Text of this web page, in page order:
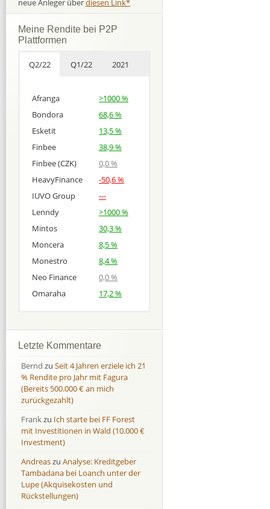
neue Anleger überdiesen Link*
Meine Rendite bei P2P
Plattformen
Q2/22 Q1/22 2021
Afranga
>1000 %
Bondora
68,6 %
Esketit
13,5 %
Finbee
38,9 %
Finbee (CZK)
0,0 %
HeavyFinance
-50,6 %
IUVO Group
---
Lenndy
>1000 %
Mintos
30,3 %
Moncera
8,5 %
Monestro
8,4 %
Neo Finance
0,0 %
Omaraha
17,2 %
Bondora
Finbee
43,2%
Finbee (CZK)
0,0 %
HeavyFinance
IUVO Group
-32,2 %
Lenndy
-314,6 %
Moncera
8,0 %
Monestro
9,1 %
Neo Finance
Bondora
Finbee
35,2%
Finbee (CZK)
0,0 %
HeavyFinance
IUVO Group
-55,0 %
Lenndy
146,5 %
Moncera
11,1 %
Monestro
>1000%
Neo Finance
Letzte Kommentare
Bernd zu Seit 4 Jahren erziele ich 21
% Rendite pro Jahr mit Fagura
(Bereits 500.000 € an mich
zurückgezahlt)
Frankzu Ich starte bei FF Forest
mit Investitionen in Wald (10.000 €
Investment)
Andreaszu Analyse: Kreditgeber
Tambadana bei Loanch unter der
Lupe (Akquisekosten und
Rückstellungen)